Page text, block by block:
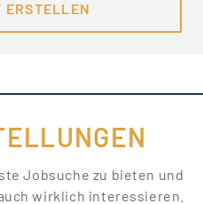
Jobsuche zu bieten und
wirklich interessieren.